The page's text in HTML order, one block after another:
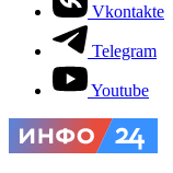
Vkontakte
Telegram
Youtube